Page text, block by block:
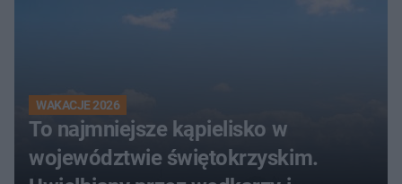
WAKACJE 2026
To najmniejsze kąpielisko w
województwie świętokrzyskim.